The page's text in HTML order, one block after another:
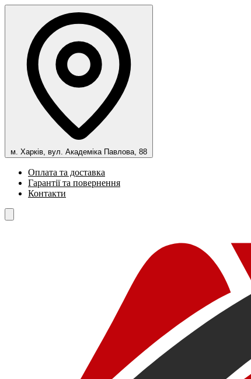
м. Харків, вул. Академіка Павлова, 88
Оплата та доставка
Гарантії та повернення
Контакти